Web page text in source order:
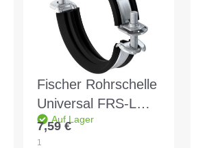
Fischer Rohrschelle
Universal FRS-L
110 - 119 - 539459
Auf Lager
Regulärer Preis:
7,59 €
1